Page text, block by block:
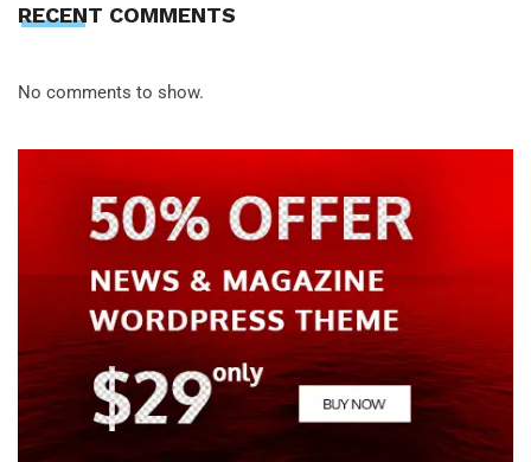
RECENT COMMENTS
No comments to show.